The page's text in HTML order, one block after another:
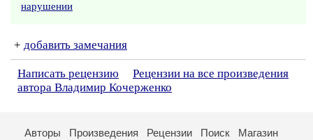
нарушении
+ добавить замечания
Написать рецензию
Рецензии на все произведения
автора Владимир Кочерженко
Авторы Произведения Рецензии Поиск
Магазин